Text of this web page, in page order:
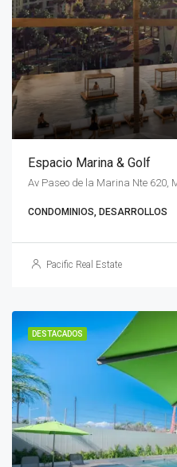
Espacio Marina & Golf
CONDOMINIOS, DESARROLLOS
Pacific Real Estate
DESTACADOS